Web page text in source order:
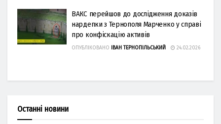
ВАКС перейшов до дослідження доказів
нардепки з Тернополя Марченко у справі
про конфіскацію активів
ОПУБЛІКОВАНО ІВАН ТЕРНОПІЛЬСЬКИЙ 24.02.2026
Останні новини